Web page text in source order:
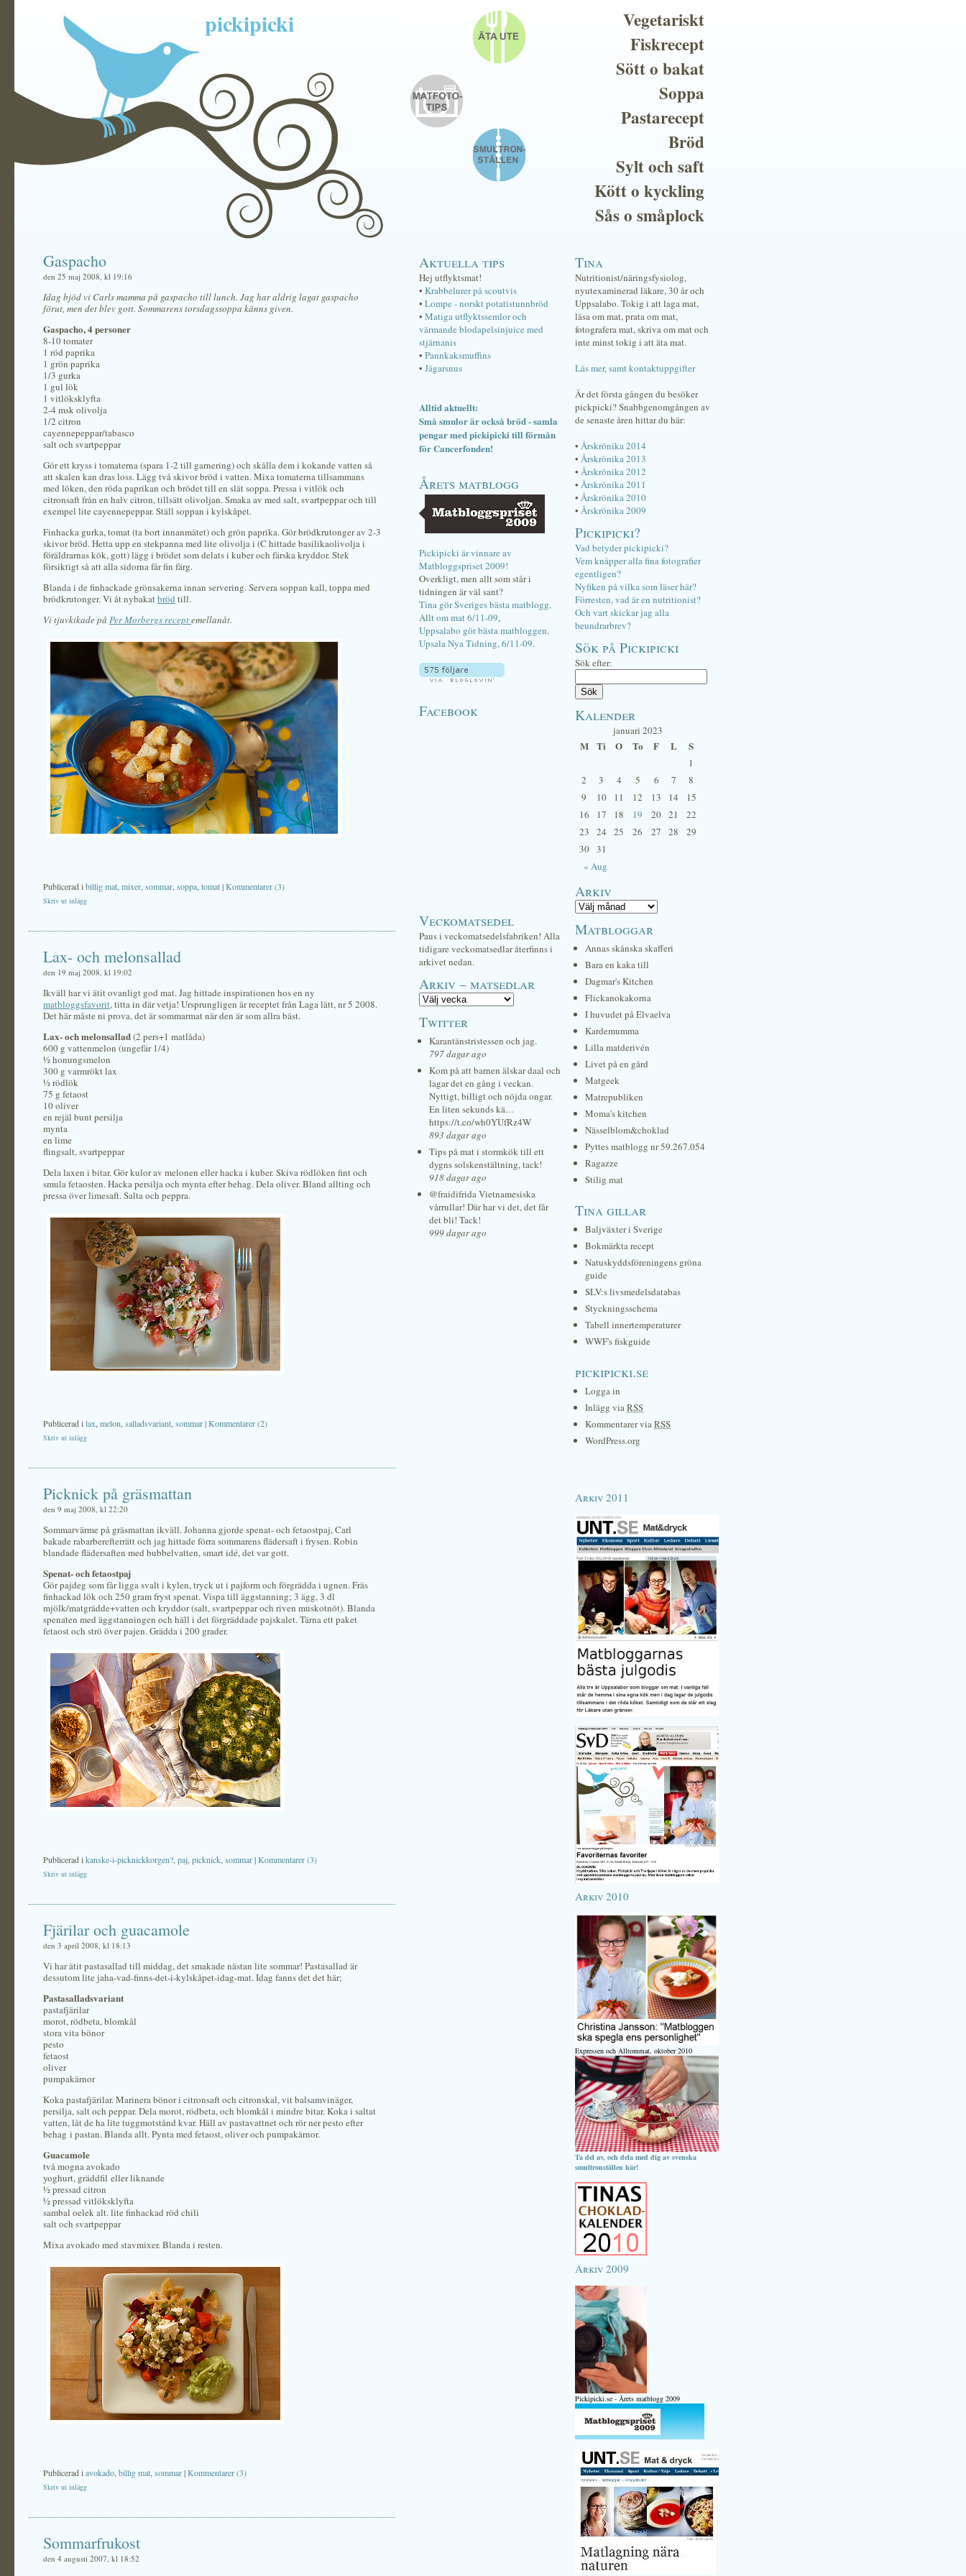
pickipicki
Vegetariskt
Fiskrecept
Sött o bakat
Soppa
Pastarecept
Bröd
Sylt och saft
Kött o kyckling
Sås o småplock
Gaspacho
den 25 maj 2008, kl 19:16
Idag bjöd vi Carls mamma på gaspacho till lunch. Jag har aldrig lagat gaspacho
förut, men det blev gott. Sommarens torsdagssoppa känns given.
Gaspacho, 4 personer
8-10tomater
1 röd paprika
1 grön paprika
1/3 gurka
1 gul lök
1 vitlöksklyfta
2-4 msk olivolja
1/2 citron
cayennepeppar/tabasco
salt och svartpeppar
Gör ett kryss i tomaterna (spara 1-2 till garnering) och skålla dem i kokande vatten så
att skalen kan dras loss. Lägg två skivor bröd i vatten. Mixa tomaterna tillsammans
med löken, den röda paprikan och brödet till en slät soppa. Pressa i vitlök och
citronsaft från en halv citron, tillsätt olivoljan. Smaka av med salt, svartpeppar och till
exempel lite cayennepeppar. Ställ soppan i kylskåpet.
Finhacka gurka, tomat (ta bort innanmätet) och grön paprika. Gör brödkrutonger av 2-3
skivor bröd. Hetta upp en stekpanna med lite olivolja i (C hittade basilikaolivolja i
föräldrarnas kök, gott) lägg i brödet som delats i kuber och färska kryddor. Stek
försiktigt så att alla sidorna får fin färg.
Blanda i de finhackade grönsakerna innan servering. Servera soppan kall, toppa med
brödkrutonger. Vi åt nybakatbröd till.
Vi tjuvkikade på Per Morbergs receptemellanåt.
Publicerad ibillig mat mixer sommar soppa tomat|Kommentarer (3)
Skriv ut inlägg
Lax- och melonsallad
den 19 maj 2008, kl 19:02
Ikväll har vi ätit ovanligt god mat. Jag hittade inspirationen hos en ny
matbloggsfavorit, titta in där vetja! Ursprungligen är receptet från Laga lätt, nr 5 2008.
Det här måste ni prova, det är sommarmat när den är som allra bäst.
Lax- och melonsallad(2 pers+1 matlåda)
600 g vattenmelon (ungefär 1/4)
½ honungsmelon
300 g varmrökt lax
½ rödlök
75 g fetaost
10 oliver
en rejäl bunt persilja
mynta
en lime
flingsalt, svartpeppar
Dela laxen i bitar. Gör kulor av melonen eller hacka i kuber. Skiva rödlöken fint och
smula fetaosten. Hacka persilja och mynta efter behag. Dela oliver. Bland allting och
pressa över limesaft. Salta och peppra.
Publicerad ilax melon salladsvariant sommar|Kommentarer (2)
Skriv ut inlägg
Picknick på gräsmattan
den 9 maj 2008, kl 22:20
Sommarvärme på gräsmattan ikväll. Johanna gjorde spenat- och fetaostpaj, Carl
bakade rabarberefterrätt och jag hittade förra sommarens flädersaft i frysen. Robin
blandade flädersaften med bubbelvatten, smart idé, det var gott.
Spenat- och fetaostpaj
Gör pajdeg som får ligga svalt i kylen, tryck ut i pajform och förgrädda i ugnen. Fräs
finhackad lök och 250 gram fryst spenat. Vispa till äggstanning; 3 ägg, 3 dl
mjölk/matgrädde+vatten och kryddor (salt, svartpeppar och riven muskotnöt). Blanda
spenaten med äggstanningen och häll i det förgräddade pajskalet. Tärna ett paket
fetaost och strö över pajen. Grädda i 200 grader.
Publicerad ikanske-i-picknickkorgen? paj picknick sommar|Kommentarer (3)
Skriv ut inlägg
Fjärilar och guacamole
den 3 april 2008, kl 18:13
Vi har ätit pastasallad till middag, det smakade nästan lite sommar! Pastasallad är
dessutom lite jaha-vad-finns-det-i-kylskåpet-idag-mat. Idag fanns det det här;
Pastasalladsvariant
pastafjärilar
morot, rödbeta, blomkål
stora vita bönor
pesto
fetaost
oliver
pumpakärnor
Koka pastafjärilar. Marinera bönor i citronsaft och citronskal, vit balsamvinäger,
persilja, salt och peppar. Dela morot, rödbeta, och blomkål i mindre bitar. Koka i saltat
vatten, låt de ha lite tuggmotstånd kvar. Häll av pastavattnet och rör ner pesto efter
behag i pastan. Blanda allt. Pynta med fetaost, oliver och pumpakärnor.
Guacamole
två mogna avokado
yoghurt, gräddfil eller liknande
½ pressad citron
½ pressad vitlöksklyfta
sambal oelek alt. lite finhackad röd chili
salt och svartpeppar
Mixa avokado med stavmixer. Blanda i resten.
Publicerad iavokado billig mat sommar|Kommentarer (3)
Skriv ut inlägg
Sommarfrukost
den 4 augusti 2007, kl 18:52
Aktuella tips
Hej utflyktsmat!
• Krabbelurer på scoutvis
• Lompe - norskt potatistunnbröd
• Matiga utflyktssemlor och
värmande blodapelsinjuice med
stjärnanis
• Pannkaksmuffins
• Jägarsnus
Alltid aktuellt:
Små smulor är också bröd - samla
pengar med pickipicki till förmån
för Cancerfonden!
Årets matblogg
Pickipicki är vinnare av
Matbloggspriset 2009!
Overkligt, men allt som står i
tidningen är väl sant?
Tina gör Sveriges bästa matblogg,
Allt om mat 6/11-09,
Uppsalabo gör bästa matbloggen,
Upsala Nya Tidning, 6/11-09.
Facebook
Veckomatsedel
Paus i veckomatsedelsfabriken! Alla
tidigare veckomatsedlar återfinns i
arkivet nedan.
Arkiv – matsedlar
Twitter
Karantänstristessen och jag.
797 dagar ago
Kom på att barnen älskar daal och
lagar det en gång i veckan.
Nyttigt, billigt och nöjda ongar.
En liten sekunds kä…
https://t.co/wh0YUfRz4W
893 dagar ago
Tips på mat i stormkök till ett
dygns solskenstältning, tack!
918 dagar ago
@fraidifrida Vietnamesiska
vårrullar! Där har vi det, det får
det bli! Tack!
999 dagar ago
Tina
Nutritionist/näringsfysiolog,
nyutexaminerad läkare, 30 år och
Uppsalabo. Tokig i att laga mat,
läsa om mat, prata om mat,
fotografera mat, skriva om mat och
inte minst tokig i att äta mat.
Läs mer, samt kontaktuppgifter
Är det första gången du besöker
pickpicki? Snabbgenomgången av
de senaste åren hittar du här:
• Årskrönika 2014
• Årskrönika 2013
• Årskrönika 2012
• Årskrönika 2011
• Årskrönika 2010
• Årskrönika 2009
Pickipicki?
Vad betyder pickipicki?
Vem knäpper alla fina fotografier
egentligen?
Nyfiken på vilka som läser här?
Förresten, vad är en nutritionist?
Och vart skickar jag alla
beundrarbrev?
Sök på Pickipicki
Sök efter:
Kalender
januari 2023
M Ti O To F L S
« Aug
1
2
3 4 5 6 7
8
9
10 11 12 13 14
15
16
17 18 19 20 21
22
23
24 25 26 27 28
29
30 31
Arkiv
Matbloggar
Annas skånska skafferi
Bara en kaka till
Dagmar's Kitchen
Flickanokakorna
I huvudet på Elvaelva
Kardemumma
Lilla matderivén
Livet på en gård
Matgeek
Matrepubliken
Moma's kitchen
Nässelblom&choklad
Pyttes matblogg nr 59.267.054
Ragazze
Stilig mat
Tina gillar
Baljväxter i Sverige
Bokmärkta recept
Natuskyddsföreningens gröna
guide
SLV:s livsmedelsdatabas
Styckningsschema
Tabell innertemperaturer
WWF's fiskguide
pickipicki.se
Logga in
Inlägg viaRSS
Kommentarer viaRSS
WordPress.org
Arkiv 2011
Arkiv 2010
Expressen och Alltommat, oktober 2010
Ta del av, och dela med dig av svenska
smultronställen här!
Arkiv 2009
Pickipicki.se - Årets matblogg 2009